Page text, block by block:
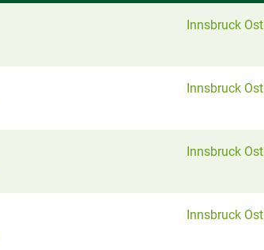
Innsbruck Ost
Innsbruck Ost
Innsbruck Ost
Innsbruck Ost